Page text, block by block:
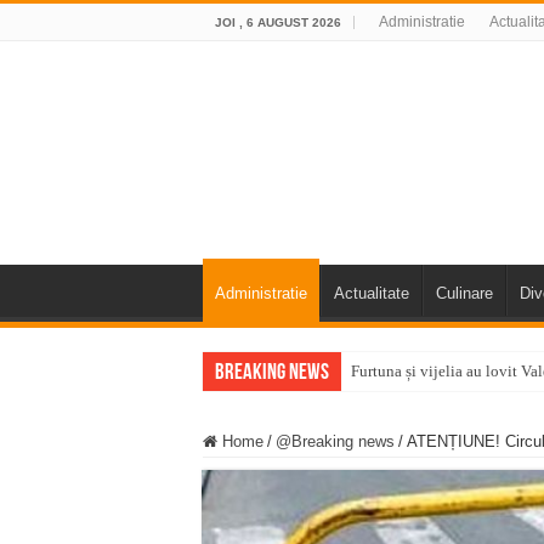
JOI , 6 AUGUST 2026 Administratie
Administratie Actualitate Culinare
Breaking News Furtuna și vijelia au lovit
ANUNŢ OPRIRE ANUNŢ
Anunț important –
Ștrandul Termal Ring din
Home / @Breaking news / ATENȚIUNE!